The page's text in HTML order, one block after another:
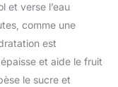
et verse l’eau
comme une
est
et aide le fruit
le sucre et